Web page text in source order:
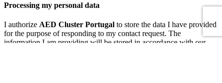
Processing my personal data
I authorize AED Cluster Portugal to store the data I have provided
for the purpose of responding to my contact request. The
information I am providing will be stored in accordance with our